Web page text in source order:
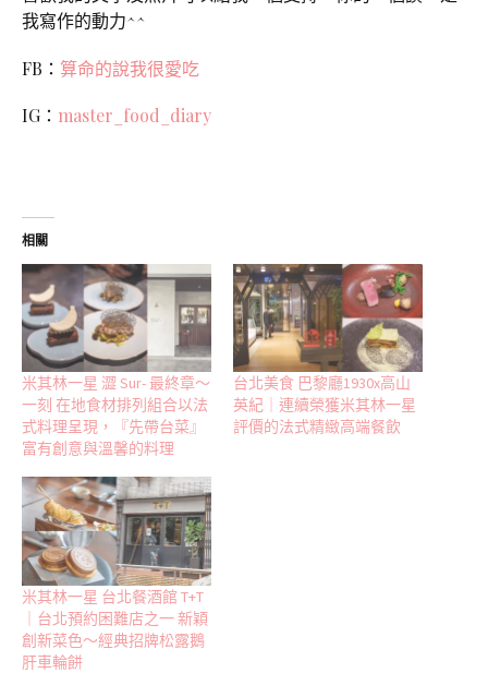
我寫作的動力^^
FB： 算命的說我很愛吃
IG： master_food_diary
相關
米其林一星 澀 Sur- 最終章～
一刻 在地食材排列組合以法
式料理呈現，『先帶台菜』
富有創意與溫馨的料理
台北美食 巴黎廳1930x高山
英紀｜連續榮獲米其林一星
評價的法式精緻高端餐飲
米其林一星 台北餐酒館 T+T
｜台北預約困難店之一 新穎
創新菜色～經典招牌松露鵝
肝車輪餅